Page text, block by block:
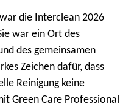
die Interclean 2026
war ein Ort des
des gemeinsamen
Zeichen dafür, dass
Reinigung keine
Green Care Professional